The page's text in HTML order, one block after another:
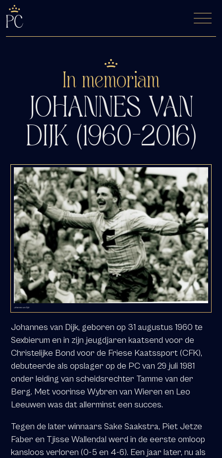
Kaartverkoop
In memoriam
JOHANNES VAN
DIJK (1960-2016)
Johannes van Dijk
Johannes van Dijk, geboren op 31 augustus 1960 te
Sexbierum en in zijn jeugdjaren kaatsend voor de
Christelijke Bond voor de Friese Kaatssport (CFK),
debuteerde als opslager op de PC van 29 juli 1981
onder leiding van scheidsrechter Tamme van der
Berg. Met voorinse Wybren van Wieren en Leo
Leeuwen was dat allerminst een succes.
Tegen de later winnaars Sake Saakstra, Piet Jetze
Faber en Tjisse Wallendal werd in de eerste omloop
kansloos verloren (0-5 en 4-6). Een jaar later, nu als